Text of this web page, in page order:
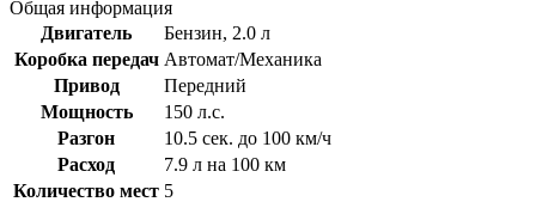
Общая информация
Двигатель
Бензин, 2.0 л
Коробка передач Автомат/Механика
Привод
Передний
Мощность
150 л.с.
Разгон
10.5 сек. до 100 км/ч
Расход
7.9 л на 100 км
Количество мест 5